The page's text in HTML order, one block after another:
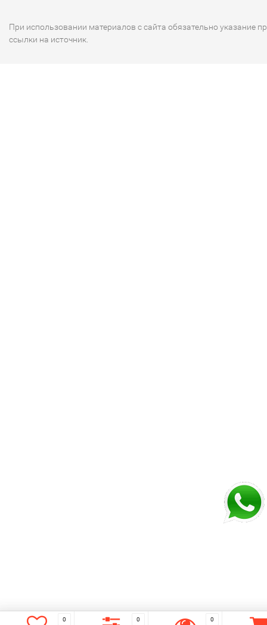
При использовании материалов с сайта обязательно указание
ссылки на источник.
0 0 0